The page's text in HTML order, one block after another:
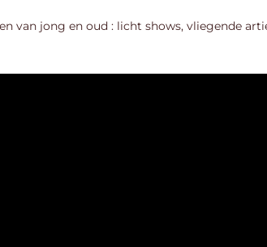
van jong en oud : licht shows, vliegende